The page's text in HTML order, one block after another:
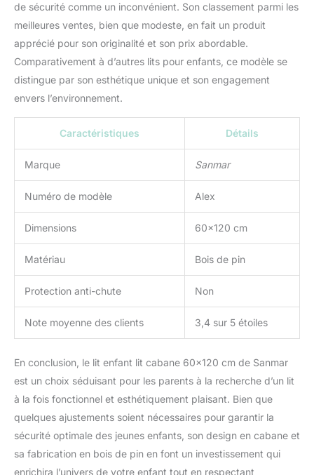
de sécurité comme un inconvénient. Son classement parmi les
meilleures ventes, bien que modeste, en fait un produit
apprécié pour son originalité et son prix abordable.
Comparativement à d’autres lits pour enfants, ce modèle se
distingue par son esthétique unique et son engagement
envers l’environnement.
Caractéristiques Détails
Marque Sanmar
Numéro de modèle Alex
Dimensions 60×120 cm
Matériau Bois de pin
Protection anti-chute Non
Note moyenne des clients 3,4 sur 5 étoiles
En conclusion, le lit enfant lit cabane 60×120 cm de Sanmar
est un choix séduisant pour les parents à la recherche d’un lit
à la fois fonctionnel et esthétiquement plaisant. Bien que
quelques ajustements soient nécessaires pour garantir la
sécurité optimale des jeunes enfants, son design en cabane et
sa fabrication en bois de pin en font un investissement qui
enrichira l’univers de votre enfant tout en respectant